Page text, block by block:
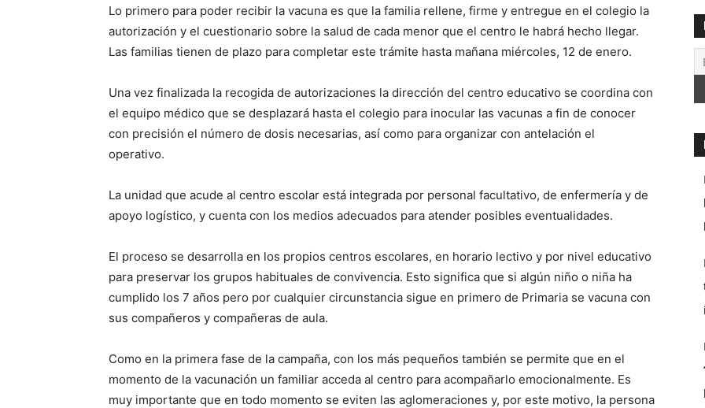
Lo primero para poder recibir la vacuna es que la familia rellene, firme y entregue en el colegio la
autorización y el cuestionario sobre la salud de cada menor que el centro le habrá hecho llegar.
Las familias tienen de plazo para completar este trámite hasta mañana miércoles, 12 de enero.
Una vez finalizada la recogida de autorizaciones la dirección del centro educativo se coordina con
el equipo médico que se desplazará hasta el colegio para inocular las vacunas a fin de conocer
con precisión el número de dosis necesarias, así como para organizar con antelación el
operativo.
La unidad que acude al centro escolar está integrada por personal facultativo, de enfermería y de
apoyo logístico, y cuenta con los medios adecuados para atender posibles eventualidades.
El proceso se desarrolla en los propios centros escolares, en horario lectivo y por nivel educativo
para preservar los grupos habituales de convivencia. Esto significa que si algún niño o niña ha
cumplido los 7 años pero por cualquier circunstancia sigue en primero de Primaria se vacuna con
sus compañeros y compañeras de aula.
Como en la primera fase de la campaña, con los más pequeños también se permite que en el
momento de la vacunación un familiar acceda al centro para acompañarlo emocionalmente. Es
muy importante que en todo momento se eviten las aglomeraciones y, por este motivo, la persona